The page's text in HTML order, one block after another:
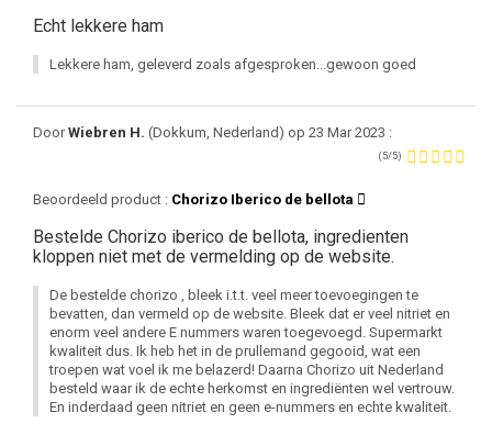
Echt lekkere ham
Lekkere ham, geleverd zoals afgesproken...gewoon goed
DoorWiebren H. (Dokkum, Nederland) op 23 Mar 2023 :
(5/5)
Beoordeeld product : Chorizo Iberico de bellota
Bestelde Chorizo iberico de bellota, ingredienten
kloppen niet met de vermelding op de website.
De bestelde chorizo , bleek i.t.t. veel meer toevoegingen te
bevatten, dan vermeld op de website. Bleek dat er veel nitriet en
enorm veel andere E nummers waren toegevoegd. Supermarkt
kwaliteit dus. Ik heb het in de prullemand gegooid, wat een
troepen wat voel ik me belazerd! Daarna Chorizo uit Nederland
besteld waar ik de echte herkomst en ingrediënten wel vertrouw.
En inderdaad geen nitriet en geen e-nummers en echte kwaliteit.